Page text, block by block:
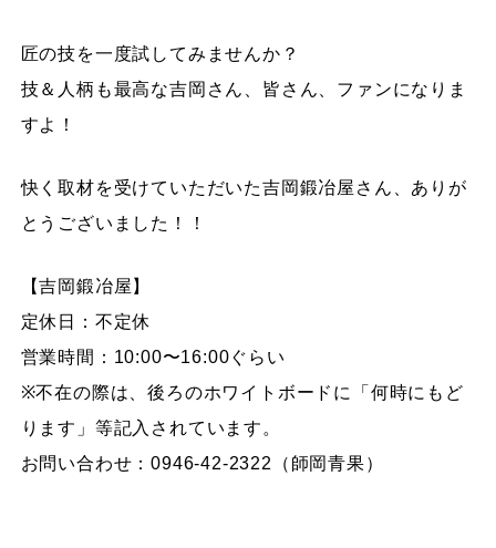
匠の技を一度試してみませんか？
技＆人柄も最高な吉岡さん、皆さん、ファンになりま
すよ！
快く取材を受けていただいた吉岡鍛冶屋さん、ありが
とうございました！！
【吉岡鍛冶屋】
定休日：不定休
営業時間：10:00〜16:00ぐらい
※不在の際は、後ろのホワイトボードに「何時にもど
ります」等記入されています。
お問い合わせ：0946-42-2322（師岡青果）